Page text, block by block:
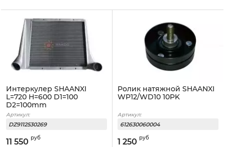
Интеркулер SHAANXI
L=720 H=600 D1=100
D2=100mm
Артикул:
DZ9112530269
11 550 руб
Ролик натяжной SHAANXI
WP12/WD10 10PK
Артикул:
612630060004
1 250 руб